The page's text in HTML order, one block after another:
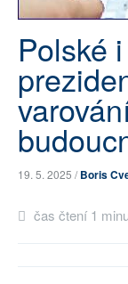
Polské
19. 5. 2025 /Boris
čas čtení 1